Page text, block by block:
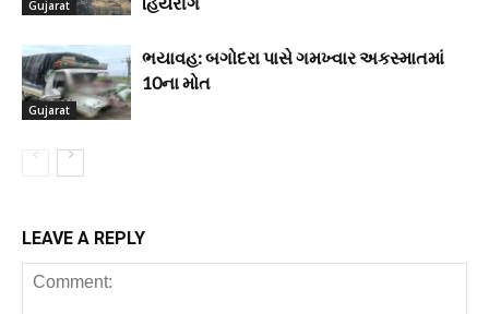
Gujarat
Gujarat
ભયાવહ: બગોદરા પાસે ગમખ્વાર અકસ્માતમાં
10ના મોત
LEAVE A REPLY